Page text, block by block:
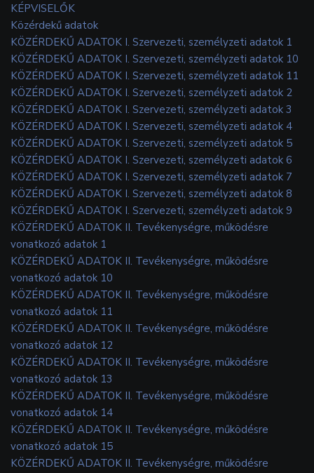
KÉPVISELŐK
Közérdekű adatok
KÖZÉRDEKŰ ADATOK I. Szervezeti, személyzeti adatok 1
KÖZÉRDEKŰ ADATOK I. Szervezeti, személyzeti adatok 10
KÖZÉRDEKŰ ADATOK I. Szervezeti, személyzeti adatok 11
KÖZÉRDEKŰ ADATOK I. Szervezeti, személyzeti adatok 2
KÖZÉRDEKŰ ADATOK I. Szervezeti, személyzeti adatok 3
KÖZÉRDEKŰ ADATOK I. Szervezeti, személyzeti adatok 4
KÖZÉRDEKŰ ADATOK I. Szervezeti, személyzeti adatok 5
KÖZÉRDEKŰ ADATOK I. Szervezeti, személyzeti adatok 6
KÖZÉRDEKŰ ADATOK I. Szervezeti, személyzeti adatok 7
KÖZÉRDEKŰ ADATOK I. Szervezeti, személyzeti adatok 8
KÖZÉRDEKŰ ADATOK I. Szervezeti, személyzeti adatok 9
KÖZÉRDEKŰ ADATOK II. Tevékenységre, működésre
vonatkozó adatok 1
KÖZÉRDEKŰ ADATOK II. Tevékenységre, működésre
vonatkozó adatok 10
KÖZÉRDEKŰ ADATOK II. Tevékenységre, működésre
vonatkozó adatok 11
KÖZÉRDEKŰ ADATOK II. Tevékenységre, működésre
vonatkozó adatok 12
KÖZÉRDEKŰ ADATOK II. Tevékenységre, működésre
vonatkozó adatok 13
KÖZÉRDEKŰ ADATOK II. Tevékenységre, működésre
vonatkozó adatok 14
KÖZÉRDEKŰ ADATOK II. Tevékenységre, működésre
vonatkozó adatok 15
KÖZÉRDEKŰ ADATOK II. Tevékenységre, működésre